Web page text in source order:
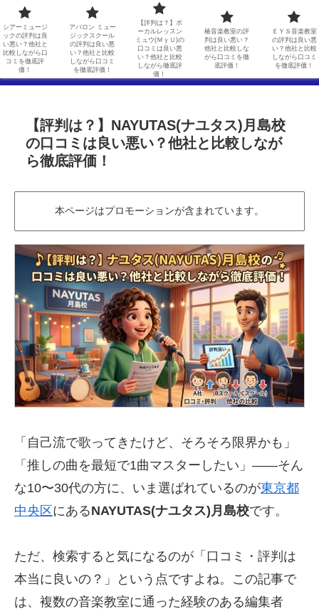
アバロン ミュージックスクールの評判は良い悪い？他社と比較しながら口コミを徹底評価！
【評判は？】ボーカルレッスンミュウ(ＭｙＵ)の口コミは良い悪い？他社と比較しながら徹底評価！ 椿音楽教室の評判は良い悪い？他社と比較しながら口コミを徹底評価！
ＥＹＳ音楽教室の評判は良い悪い？他社と比較しながら口コミを徹底評価！
【評判は？】NAYUTAS(ナユタス)月島校
の口コミは良い悪い？他社と比較しなが
ら徹底評価！
本ページはプロモーションが含まれています。
「自己流で歌ってきたけど、そろそろ限界かも」
「推しの曲を最短で1曲マスターしたい」——そん
な10〜30代の方に、いま選ばれているのが東京都
中央区にあるNAYUTAS(ナユタス)月島校です。
ただ、検索すると気になるのが「口コミ・評判は
本当に良いの？」という点ですよね。この記事で
は、複数の音楽教室に通った経験のある編集者
シアーミュージ
ックの評判は良
い悪い？他社と
比較しながら口
コミを徹底評
価！
アバロン ミュー
ジックスクール
の評判は良い悪
い？他社と比較
しながら口コミ
を徹底評価！
【評判は？】ボ
ーカルレッスン
ミュウ(ＭｙＵ)の
口コミは良い悪
い？他社と比較
しながら徹底評
価！
椿音楽教室の評
判は良い悪い？
他社と比較しな
がら口コミを徹
底評価！
ＥＹＳ音楽教室
の評判は良い悪
い？他社と比較
しながら口コミ
を徹底評価！